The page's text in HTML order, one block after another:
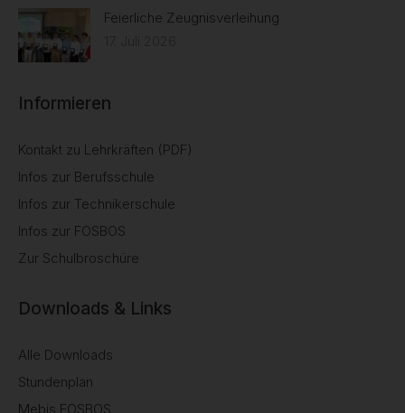
Feierliche Zeugnisverleihung
Informieren
Kontakt zu Lehrkräften (PDF)
Infos zur Berufsschule
Infos zur Technikerschule
Infos zur FOSBOS
Zur Schulbroschüre
Downloads & Links
Alle Downloads
Stundenplan
Mebis FOSBOS